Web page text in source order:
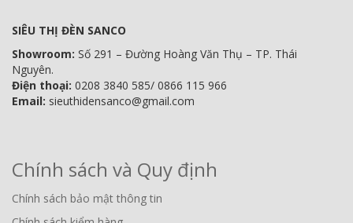
SIÊU THỊ ĐÈN SANCO
Showroom: Số 291 – Đường Hoàng Văn Thụ – TP. Thái
Nguyên.
Điện thoại: 0208 3840 585/ 0866 115 966
Email: sieuthidensanco@gmail.com
Chính sách và Quy định
Chính sách bảo mật thông tin